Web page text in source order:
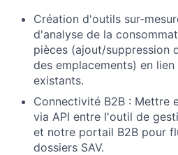
Création d'outils sur-
d'analyse de la
pièces (ajout/suppression
des emplacements) en
existants.
Connectivité B2B : Mettre
via API entre l'outil de
et notre portail B2B pour
dossiers SAV.